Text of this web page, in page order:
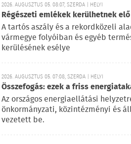
2026. AUGUSZTUS 05. 08:07, SZERDA | HELYI
Régészeti emlékek kerülhetnek
A tartós aszály és a rekordközeli
vármegye folyóiban és egyéb
kerülésének esélye
2026. AUGUSZTUS 05. 07:08, SZERDA | HELYI
Összefogás: ezek a friss
Az országos energiaellátási
önkormányzati, közintézményi és
vezetett be.